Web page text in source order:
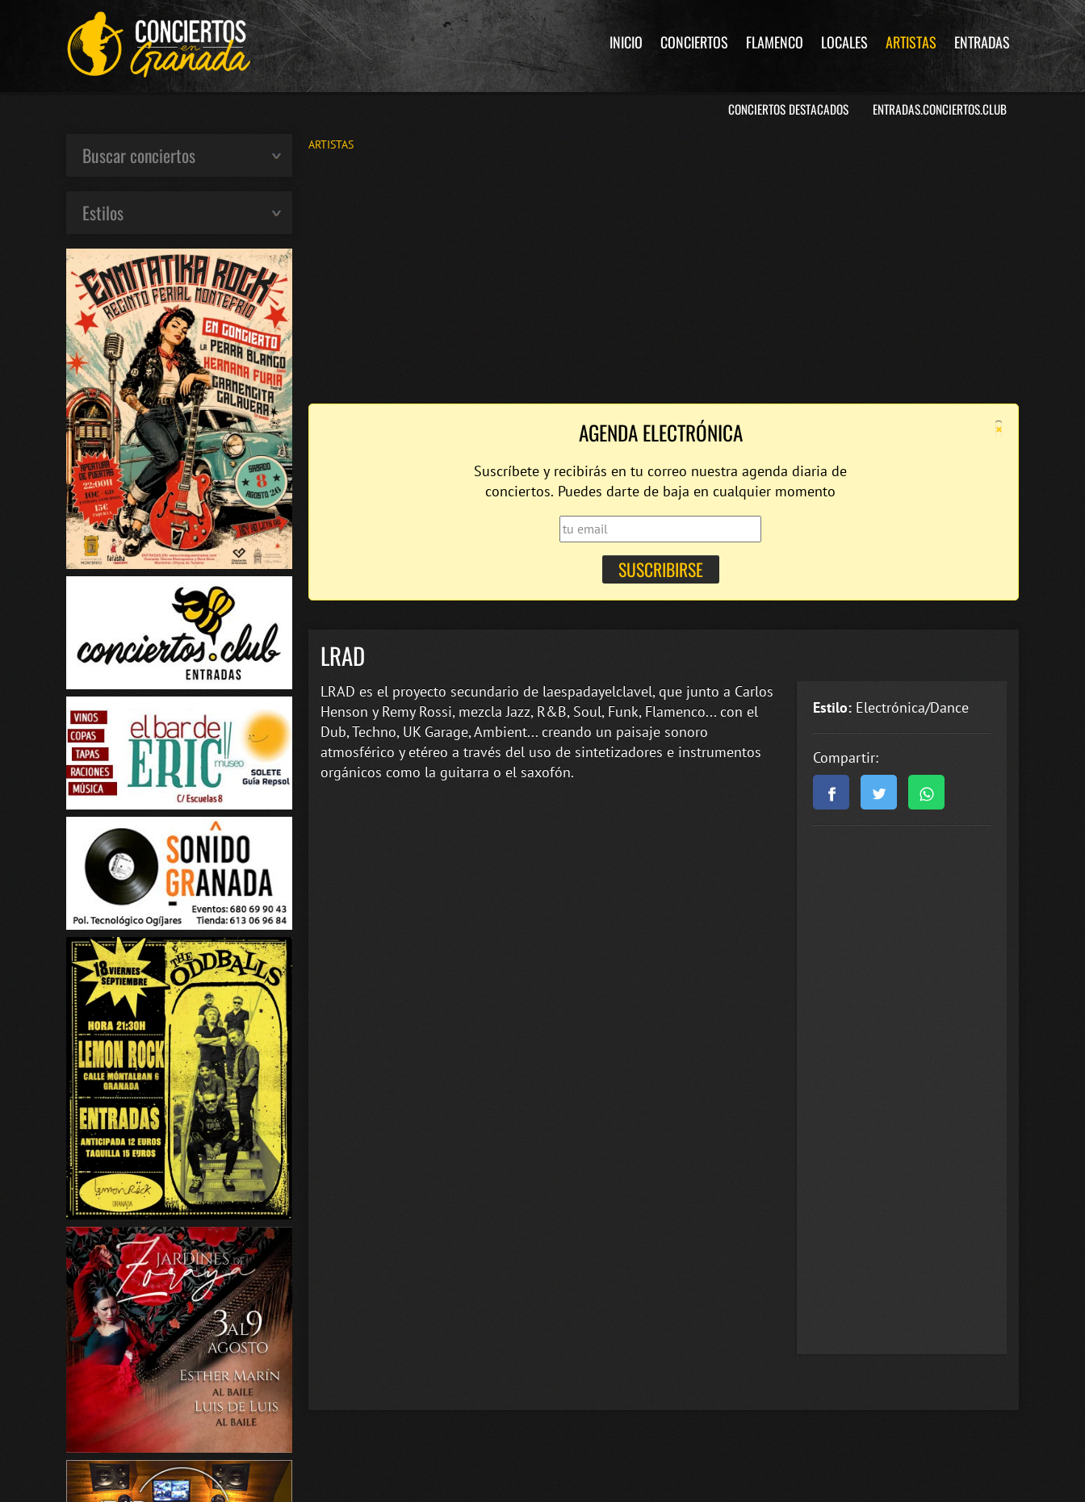
INICIO CONCIERTOS FLAMENCO LOCALES ARTISTAS ENTRADAS
CONCIERTOS DESTACADOS ENTRADAS.CONCIERTOS.CLUB
ARTISTAS
×
AGENDA ELECTRÓNICA
Suscríbete y recibirás en tu correo nuestra agenda diaria de
conciertos. Puedes darte de baja en cualquier momento
LRAD
Estilo: Electrónica/Dance
Compartir:
LRAD es el proyecto secundario de laespadayelclavel, que junto a Carlos
Henson y Remy Rossi, mezcla Jazz, R&B, Soul, Funk, Flamenco... con el
Dub, Techno, UK Garage, Ambient... creando un paisaje sonoro
atmosférico y etéreo a través del uso de sintetizadores e instrumentos
orgánicos como la guitarra o el saxofón.
Buscar conciertos
Estilos